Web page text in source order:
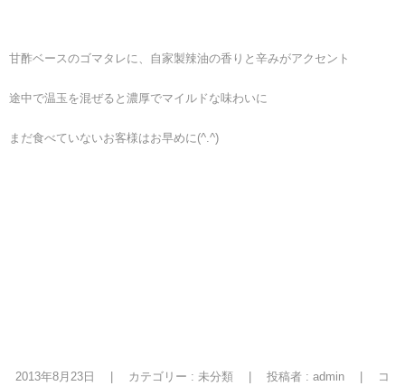
甘酢ベースのゴマタレに、自家製辣油の香りと辛みがアクセント
途中で温玉を混ぜると濃厚でマイルドな味わいに
まだ食べていないお客様はお早めに(^.^)
2013年8月23日 カテゴリー : 未分類 投稿者 : admin
コ